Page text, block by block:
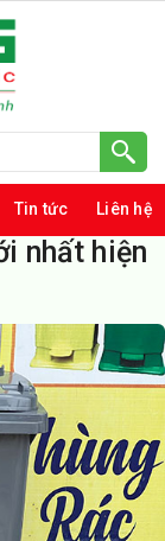
Tin tức Liên hệ
nhất hiện